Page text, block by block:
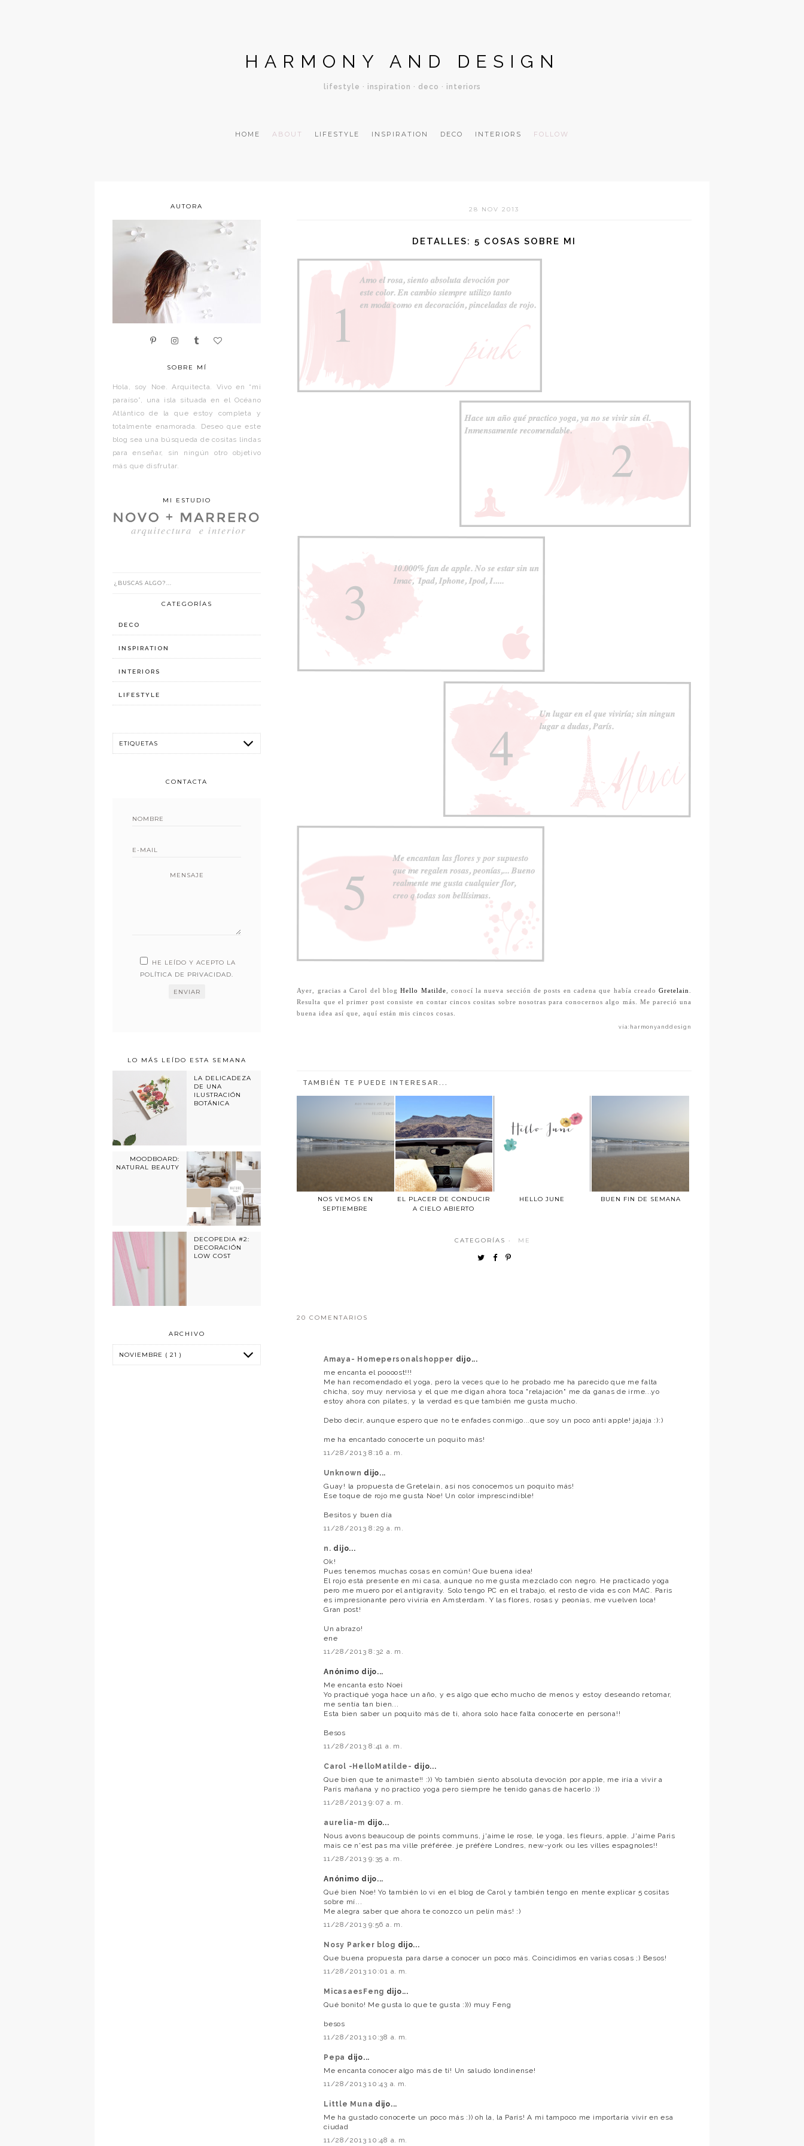
HARMONY AND DESIGN
lifestyle · inspiration · deco · interiors
HOME ABOUT LIFESTYLE INSPIRATION DECO INTERIORS FOLLOW
28 NOV 2013
DETALLES: 5 COSAS SOBRE MI
Ayer, gracias a Carol del blogHello Matilde , conocí la nueva sección de posts en cadena que había creadoGretelain
Resulta que el primer post consiste en contar cincos cositas sobre nosotras para conocernos algo más. Me pareció una
buena idea así que, aquí están mis cincos cosas.
vía:harmonyanddesign
TAMBIÉN TE PUEDE INTERESAR...
NOS VEMOS EN
SEPTIEMBRE
EL PLACER DE CONDUCIR
A CIELO ABIERTO
HELLO JUNE BUEN FIN DE SEMANA
CATEGORÍAS · ME
20 COMENTARIOS
Amaya- Homepersonalshopper dijo...
me encanta el poooost!!!
Me han recomendado el yoga, pero la veces que lo he probado me ha parecido que me falta
chicha, soy muy nerviosa y el que me digan ahora toca "relajación" me da ganas de irme...yo
estoy ahora con pilates, y la verdad es que también me gusta mucho.
Debo decir, aunque espero que no te enfades conmigo...que soy un poco anti apple! jajaja :):)
me ha encantado conocerte un poquito más!
11/28/2013 8:16 a. m.
Unknown dijo...
Guay! la propuesta de Gretelain, así nos conocemos un poquito más!
Ese toque de rojo me gusta Noe! Un color imprescindible!
Besitos y buen día
11/28/2013 8:29 a. m.
n. dijo...
Ok!
Pues tenemos muchas cosas en común! Que buena idea!
El rojo está presente en mi casa, aunque no me gusta mezclado con negro. He practicado yoga
pero me muero por el antigravity. Solo tengo PC en el trabajo, el resto de vida es con MAC. Paris
es impresionante pero viviría en Amsterdam. Y las flores, rosas y peonías, me vuelven loca!
Gran post!
Un abrazo!
ene
11/28/2013 8:32 a. m.
Anónimo dijo...
Me encanta esto Noe¡
Yo practiqué yoga hace un año, y es algo que echo mucho de menos y estoy deseando retomar,
me sentía tan bien...
Esta bien saber un poquito más de ti, ahora solo hace falta conocerte en persona!!
Besos
11/28/2013 8:41 a. m.
Carol -HelloMatilde- dijo...
Que bien que te animaste!! :)) Yo también siento absoluta devoción por apple, me iría a vivir a
París mañana y no practico yoga pero siempre he tenido ganas de hacerlo :))
11/28/2013 9:07 a. m.
aurelia-m dijo...
Nous avons beaucoup de points communs, j'aime le rose, le yoga, les fleurs, apple. J'aime Paris
mais ce n'est pas ma ville préférée. je préfère Londres, new-york ou les villes espagnoles!!
11/28/2013 9:35 a. m.
Anónimo dijo...
Qué bien Noe! Yo también lo vi en el blog de Carol y también tengo en mente explicar 5 cositas
sobre mí...
Me alegra saber que ahora te conozco un pelín más! :)
11/28/2013 9:56 a. m.
Nosy Parker blog dijo...
Que buena propuesta para darse a conocer un poco más. Coincidimos en varias cosas ;) Besos!
11/28/2013 10:01 a. m.
MicasaesFeng dijo...
Qué bonito! Me gusta lo que te gusta :))) muy Feng
besos
11/28/2013 10:38 a. m.
Pepa dijo...
Me encanta conocer algo más de tí! Un saludo londinense!
11/28/2013 10:43 a. m.
Little Muna dijo...
Me ha gustado conocerte un poco más :)) oh la, la París! A mi tampoco me importaría vivir en esa
ciudad
11/28/2013 10:48 a. m.
AUTORA
SOBRE MÍ
Hola, soy Noe. Arquitecta. Vivo en “mi
paraíso”, una isla situada en el Océano
Atlántico de la que estoy completa y
totalmente enamorada. Deseo que este
blog sea una búsqueda de cositas lindas
para enseñar, sin ningún otro objetivo
más que disfrutar.
MI ESTUDIO
CATEGORÍAS
DECO
INSPIRATION
INTERIORS
LIFESTYLE
CONTACTA
MENSAJE
HE LEÍDO Y ACEPTO LA
POLÍTICA DE PRIVACIDAD.
LO MÁS LEÍDO ESTA SEMANA
LA DELICADEZA
DE UNA
ILUSTRACIÓN
BOTÁNICA
MOODBOARD:
NATURAL BEAUTY
DECOPEDIA #2:
DECORACIÓN
LOW COST
ARCHIVO